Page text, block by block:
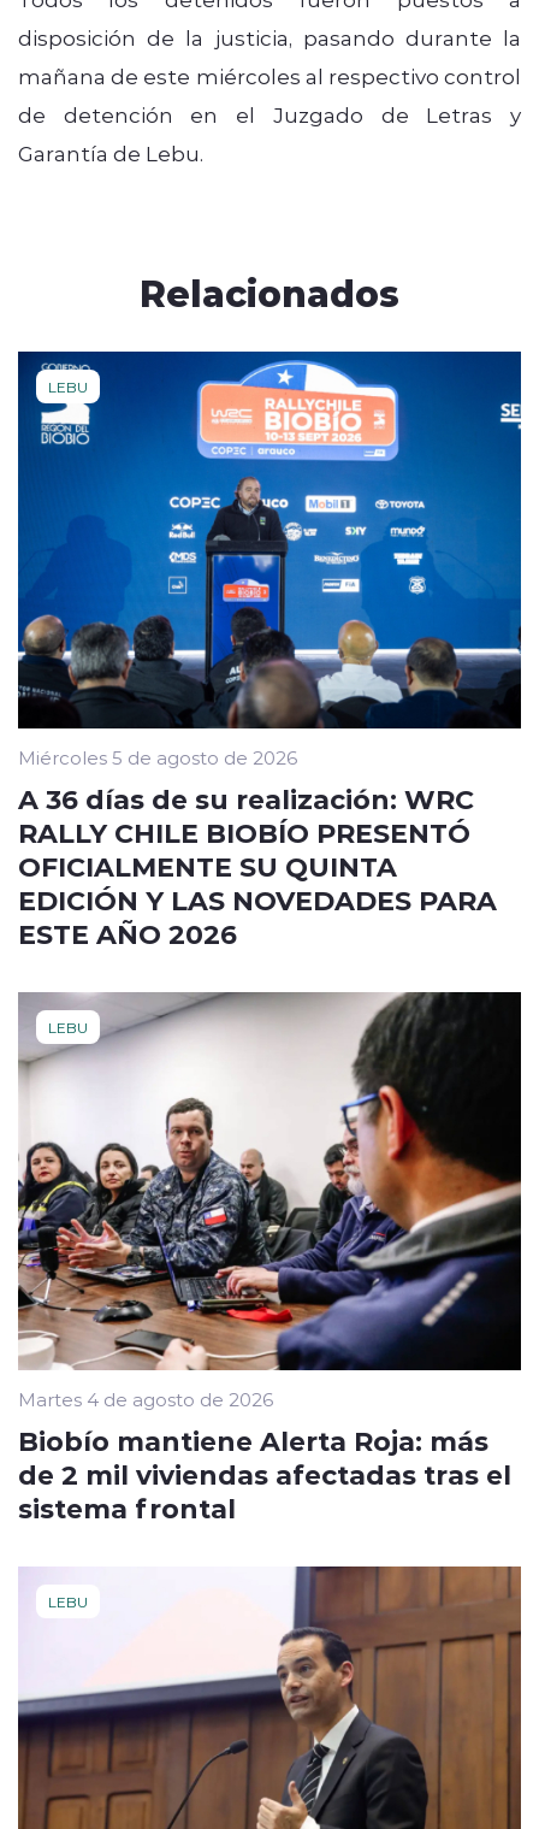
disposición de la justicia, pasando durante la
mañana de este miércoles al respectivo control
de detención en el Juzgado de Letras y
Garantía de Lebu.
Relacionados
LEBU
Miércoles 5 de agosto de 2026
A 36 días de su realización: WRC
RALLY CHILE BIOBÍO PRESENTÓ
OFICIALMENTE SU QUINTA
EDICIÓN Y LAS NOVEDADES PARA
ESTE AÑO 2026
LEBU
Martes 4 de agosto de 2026
Biobío mantiene Alerta Roja: más
de 2 mil viviendas afectadas tras el
sistema frontal
LEBU